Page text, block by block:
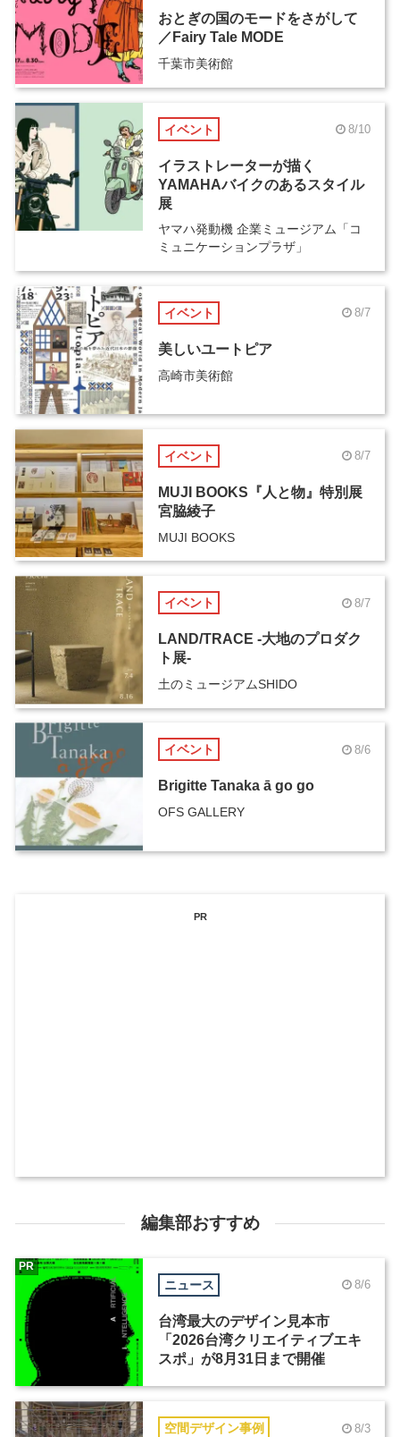
おとぎの国のモードをさがして
／Fairy Tale MODE
千葉市美術館
イベント 8/10
イラストレーターが描く
YAMAHAバイクのあるスタイル
展
ヤマハ発動機 企業ミュージアム「コ
ミュニケーションプラザ」
イベント 8/7
美しいユートピア
高崎市美術館
イベント 8/7
MUJI BOOKS『人と物』特別展
宮脇綾子
MUJI BOOKS
イベント 8/7
LAND/TRACE -大地のプロダク
ト展-
土のミュージアムSHIDO
イベント 8/6
Brigitte Tanaka ā go go
OFS GALLERY
PR
編集部おすすめ
ニュース 8/6
台湾最大のデザイン見本市
「2026台湾クリエイティブエキ
スポ」が8月31日まで開催
PR
空間デザイン事例 8/3